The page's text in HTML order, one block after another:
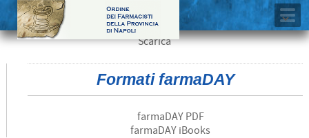
Scarica
Formati farmaDAY
farmaDAY PDF
farmaDAY iBooks